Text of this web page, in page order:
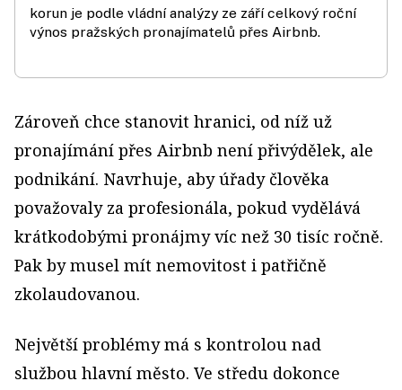
korun je podle vládní analýzy ze září celkový roční
výnos pražských pronajímatelů přes Airbnb.
Zároveň chce stanovit hranici, od níž už
pronajímání přes Airbnb není přivýdělek, ale
podnikání. Navrhuje, aby úřady člověka
považovaly za profesionála, pokud vydělává
krátkodobými pronájmy víc než 30 tisíc ročně.
Pak by musel mít nemovitost i patřičně
zkolaudovanou.
Největší problémy má s kontrolou nad
službou hlavní město. Ve středu dokonce